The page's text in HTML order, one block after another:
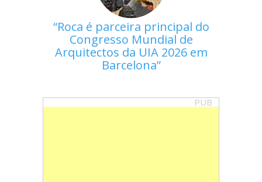
Roca é parceira principal do
Congresso Mundial de
Arquitectos da UIA 2026 em
Barcelona
PUB